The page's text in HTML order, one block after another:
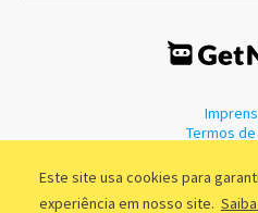
Este site usa cookies para
experiência em nosso site.
Termos de